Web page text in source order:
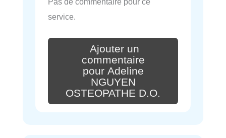
service.
Ajouter un
commentaire
pour Adeline
NGUYEN
OSTEOPATHE D.O.